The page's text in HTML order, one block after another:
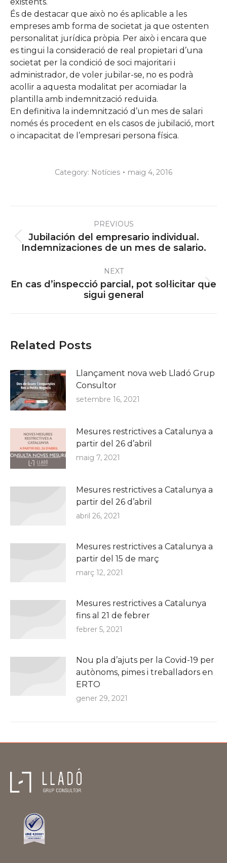
És de destacar que això no és aplicable a les
empreses amb forma de societat ja que ostenten
personalitat jurídica pròpia. Per això i encara que
es tingui la consideració de real propietari d’una
societat per la condició de soci majoritari i
administrador, de voler jubilar-se, no es podrà
acollir a aquesta modalitat per acomiadar la
plantilla amb indemnització reduïda.
En definitiva la indemnització d’un mes de salari
només és procedent en els casos de jubilació, mort
o incapacitat de l’empresari persona física.
Category: Notícies maig 4, 2016
navigationPREVIOUS
Previous
post:
Jubilación del empresario individual.
Indemnizaciones de un mes de salario.
NEXT
Next
post:
En cas d’inspecció parcial, pot sol·licitar que
sigui general
Related Posts
Llançament nova web Lladó Grup
Consultor
setembre 16, 2021
Mesures restrictives a Catalunya a
partir del 26 d’abril
maig 7, 2021
Mesures restrictives a Catalunya a
partir del 26 d’abril
abril 26, 2021
Mesures restrictives a Catalunya a
partir del 15 de març
març 12, 2021
Mesures restrictives a Catalunya
fins al 21 de febrer
febrer 5, 2021
Nou pla d’ajuts per la Covid-19 per
autònoms, pimes i treballadors en
ERTO
gener 29, 2021